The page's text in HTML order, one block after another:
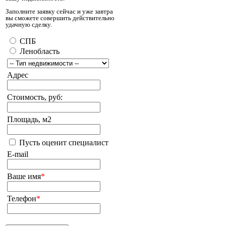
Заполните заявку сейчас и уже завтра
вы сможете совершить действительно
удачную сделку.
СПБ
Ленобласть
Адрес
Стоимость, руб:
Площадь, м2
Пусть оценит специалист
E-mail
Ваше имя*
Телефон*